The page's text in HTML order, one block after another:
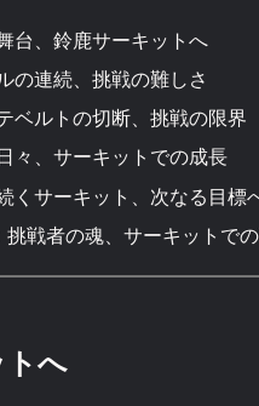
台、鈴鹿サーキットへ
の連続、挑戦の難しさ
ベルトの切断、挑戦の限界
々、サーキットでの成長
くサーキット、次なる目標
挑戦者の魂、サーキットで
トへ